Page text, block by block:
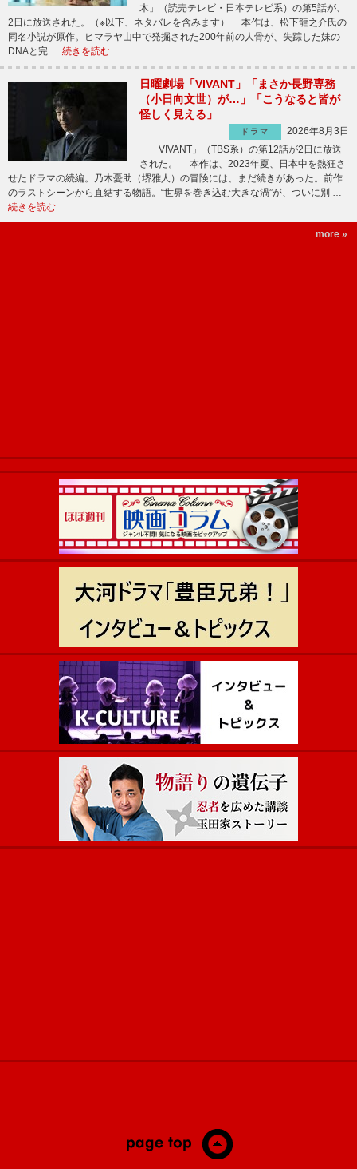
木」（読売テレビ・日本テレビ系）の第5話が、
2日に放送された。（※以下、ネタバレを含みます） 本作は、松下龍之介氏の
同名小説が原作。ヒマラヤ山中で発掘された200年前の人骨が、失踪した妹の
DNAと完 … 続きを読む
日曜劇場「VIVANT」「まさか長野専務
（小日向文世）が…」「こうなると皆が
怪しく見える」
ドラマ
2026年8月3日
「VIVANT」（TBS系）の第12話が2日に放送
された。 本作は、2023年夏、日本中を熱狂さ
せたドラマの続編。乃木憂助（堺雅人）の冒険には、まだ続きがあった。前作
のラストシーンから直結する物語。“世界を巻き込む大きな渦”が、ついに別 …
続きを読む
more »